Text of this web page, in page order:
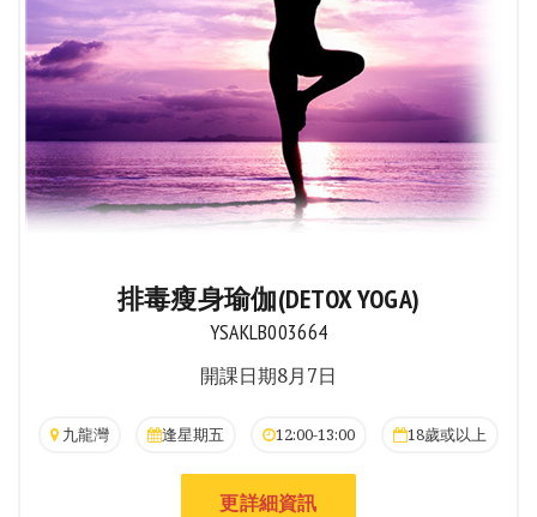
排毒瘦身瑜伽(DETOX YOGA)
YSAKLB003664
開課日期8月7日
九龍灣 逢星期五 12:00-13:00 18歲或以上
更詳細資訊